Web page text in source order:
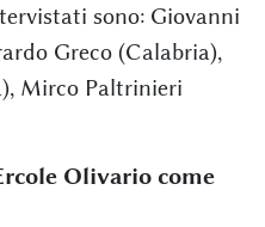
sono: Giovanni
Greco (Calabria),
Mirco Paltrinieri
Olivario come